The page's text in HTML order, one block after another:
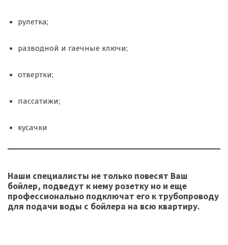
рулетка;
разводной и гаечные ключи;
отвертки;
пассатижи;
кусачки
Наши специалисты не только повесят Ваш
бойлер, подведут к нему розетку но и еще
профессионально подключат его к трубопроводу
для подачи воды с бойлера на всю квартиру.